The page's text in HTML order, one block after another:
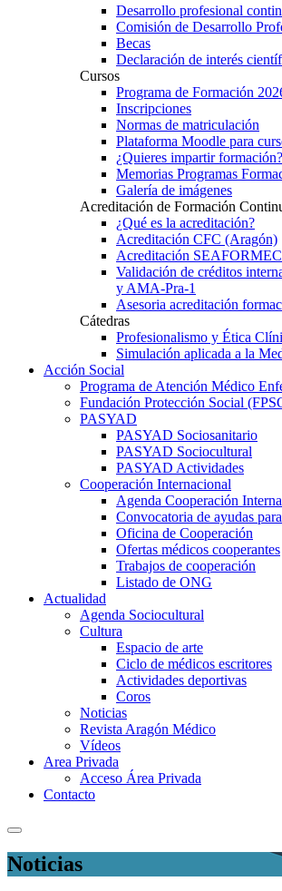
Desarrollo profesional
Comisión de Desarrollo
Becas
Declaración de interés
Cursos
Programa de Formación
Inscripciones
Normas de matriculación
Plataforma Moodle para
¿Quieres impartir formación?
Memorias Programas
Galería de imágenes
Acreditación de Formación
¿Qué es la acreditación?
Acreditación CFC (Aragón)
Acreditación
Validación de créditos
y AMA-Pra-1
Asesoria acreditación
Cátedras
Profesionalismo y Ética
Simulación aplicada a la
Acción Social
Programa de Atención Médico
Fundación Protección Social
PASYAD
PASYAD Sociosanitario
PASYAD Sociocultural
PASYAD Actividades
Cooperación Internacional
Agenda Cooperación
Convocatoria de ayudas
Oficina de Cooperación
Ofertas médicos cooperantes
Trabajos de cooperación
Listado de ONG
Actualidad
Agenda Sociocultural
Cultura
Espacio de arte
Ciclo de médicos escritores
Actividades deportivas
Coros
Noticias
Revista Aragón Médico
Vídeos
Area Privada
Acceso Área Privada
Contacto
Noticias